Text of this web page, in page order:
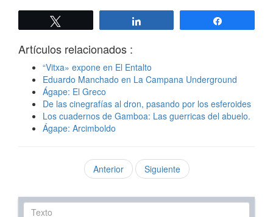
Artículos relacionados :
“Vitxa» expone en El Entalto
Eduardo Manchado en La Campana Underground
Ágape: El Greco
De las cinegrafías al dron, pasando por los esferoides
Los cuadernos de Gamboa: Las guerricas del abuelo.
Ágape: Arcimboldo
Anterior Siguiente
Texto